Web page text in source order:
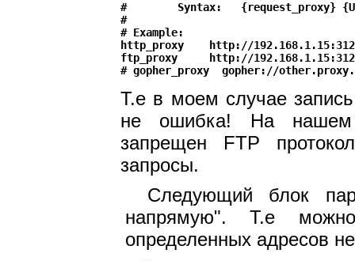
#        Syntax:   {request_proxy}
#
# Example:
http_proxy    http://
ftp_proxy     http://
Т.е в моем случае
не ошибка! На нашем
запрещен FTP
запросы.
Следующий блок
напрямую". Т.е
определенных адресов